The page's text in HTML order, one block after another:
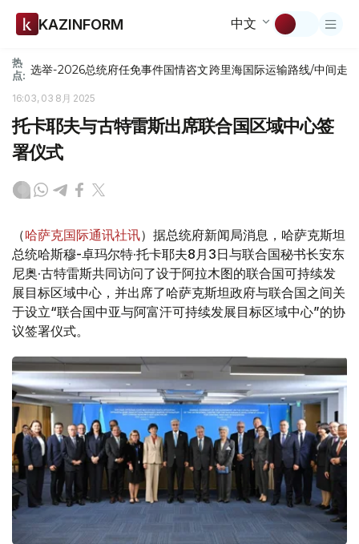
KAZINFORM 中文
热
点: 选举-2026总统府任免事件国情咨文跨里海国际运输路线/中间走廊
16:03, 03 8月 2025
托卡耶夫与古特雷斯出席联合国区域中心签
署仪式
（哈萨克国际通讯社讯）据总统府新闻局消息，哈萨克斯坦
总统哈斯穆-卓玛尔特·托卡耶夫8月3日与联合国秘书长安东
尼奥·古特雷斯共同访问了设于阿拉木图的联合国可持续发
展目标区域中心，并出席了哈萨克斯坦政府与联合国之间关
于设立“联合国中亚与阿富汗可持续发展目标区域中心”的协
议签署仪式。